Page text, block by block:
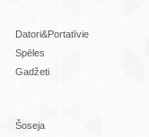
Datori&Portatīvie
Spēles
Gadžeti
Šoseja